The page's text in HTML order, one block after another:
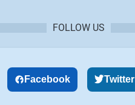
FOLLOW US
Facebook Twitter